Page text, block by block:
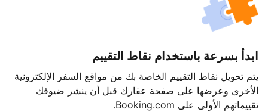
ابدأ بسرعة باستخدام نقاط التقييم
يتم تحويل نقاط التقييم الخاصة بك من مواقع السفر الإلكترونية
الأخرى وعرضها على صفحة عقارك قبل أن ينشر ضيوفك
تقييماتهم الأولى على Booking.com.